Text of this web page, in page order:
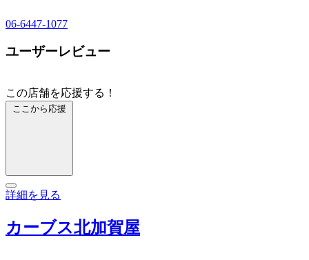
06-6447-1077
ユーザーレビュー
この店舗を応援する！
ここから応援
詳細を見る
カーブス北加賀屋